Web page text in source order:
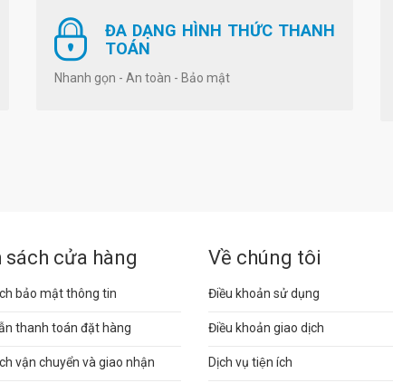
ĐA DẠNG HÌNH THỨC THANH
TOÁN
Nhanh gọn - An toàn - Bảo mật
sách cửa hàng
bảo mật thông tin
thanh toán đặt hàng
vận chuyển và giao nhận
Về chúng tôi
Điều khoản sử dụng
Điều khoản giao dịch
Dịch vụ tiện ích